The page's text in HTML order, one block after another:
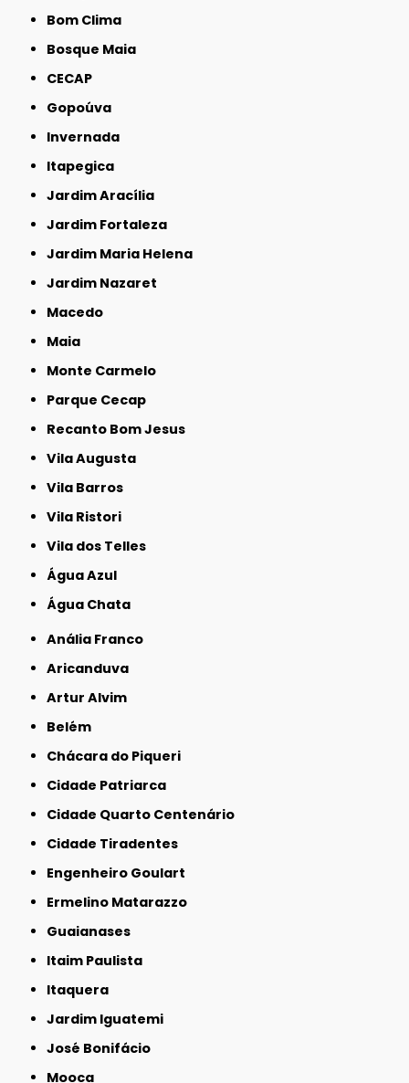
Bom Clima
Bosque Maia
CECAP
Gopoúva
Invernada
Itapegica
Jardim Aracília
Jardim Fortaleza
Jardim Maria Helena
Jardim Nazaret
Macedo
Maia
Monte Carmelo
Parque Cecap
Recanto Bom Jesus
Vila Augusta
Vila Barros
Vila Ristori
Vila dos Telles
Água Azul
Água Chata
Anália Franco
Aricanduva
Artur Alvim
Belém
Chácara do Piqueri
Cidade Patriarca
Cidade Quarto Centenário
Cidade Tiradentes
Engenheiro Goulart
Ermelino Matarazzo
Guaianases
Itaim Paulista
Itaquera
Jardim Iguatemi
José Bonifácio
Mooca